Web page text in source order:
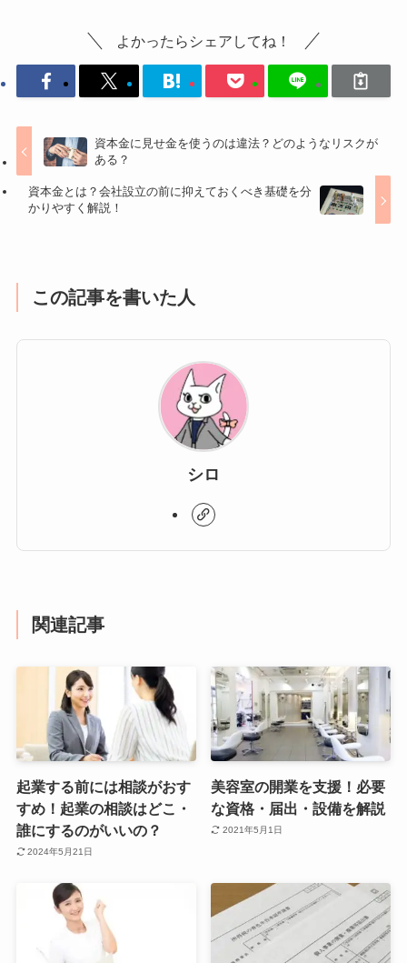
よかったらシェアしてね！
資本金に見せ金を使うのは違法？どのようなリスクが
ある？
資本金とは？会社設立の前に抑えておくべき基礎を分
かりやすく解説！
この記事を書いた人
シロ
関連記事
起業する前には相談がおす
すめ！起業の相談はどこ・
誰にするのがいいの？
2024年5月21日
美容室の開業を支援！必要
な資格・届出・設備を解説
2021年5月1日